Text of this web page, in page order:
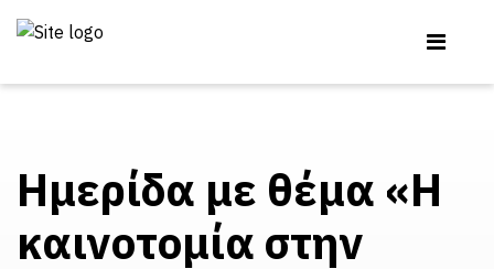
Ημερίδα με θέμα «Η
καινοτομία στην